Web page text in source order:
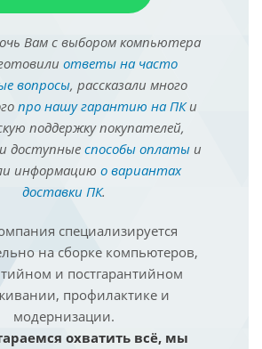
Вам с выбором компьютера
ответы на часто
вопросы, рассказали много
про нашу гарантию на ПКи
поддержку покупателей,
доступныеспособы оплатыи
информацию о вариантах
доставки ПК.
специализируется
на сборке компьютеров,
и постгарантийном
профилактике и
модернизации.
охватить всё, мы